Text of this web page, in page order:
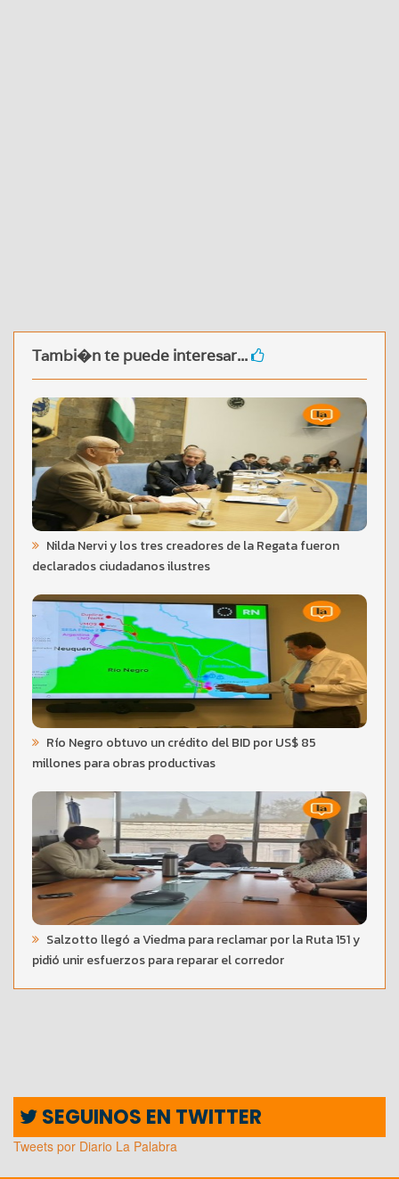
Tambi�n te puede interesar...
Nilda Nervi y los tres creadores de la Regata fueron
declarados ciudadanos ilustres
Río Negro obtuvo un crédito del BID por US$ 85
millones para obras productivas
Salzotto llegó a Viedma para reclamar por la Ruta 151 y
pidió unir esfuerzos para reparar el corredor
SEGUINOS EN TWITTER
Tweets por Diario La Palabra